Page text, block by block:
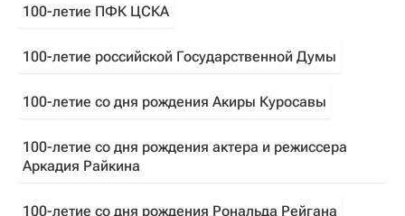
100-летие ПФК ЦСКА
100-летие российской Государственной Думы
100-летие со дня рождения Акиры Куросавы
100-летие со дня рождения актера и режиссера
Аркадия Райкина
100-летие со дня рождения Рональда Рейгана